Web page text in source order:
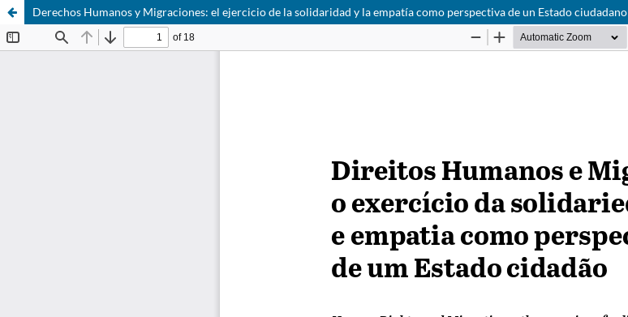
Derechos Humanos y Migraciones: el ejercicio de la solidaridad y la empatía como perspectiva de un Estado ciudadano